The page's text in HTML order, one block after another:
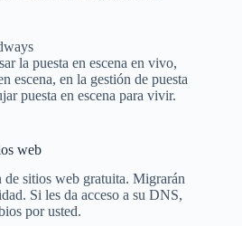
la puesta en escena en vivo,
escena, en la gestión de puesta
puesta en escena para vivir.
web
sitios web gratuita. Migrarán
Si les da acceso a su DNS,
por usted.